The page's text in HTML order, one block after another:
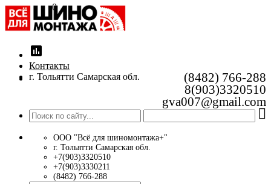
insert_chart
0
Контакты
г. Тольятти Самарская обл.
(8482) 766-288
8(903)3320510
gva007@gmail.com
ООО "Всё для шиномонтажа+"
г. Тольятти Самарская обл.
+7(903)3320510
+7(903)3330211
(8482) 766-288